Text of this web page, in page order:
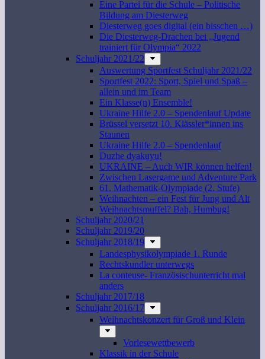
Eine Partei für die Schule – Politische
Bildung am Diesterweg
Diesterweg goes digital (ein bisschen …)
Die Diesterweg-Drachen bei „Jugend
trainiert für Olympia“ 2022
Schuljahr 2021/22
Auswertung Sportfest Schuljahr 2021/22
Sportfest 2022: Sport, Spiel und Spaß –
allein und im Team
Ein Klasse(n) Ensemble!
Ukraine Hilfe 2.0 – Spendenlauf Update
Brüssel versetzt 10. Klässler*innen ins
Staunen
Ukraine Hilfe 2.0 – Spendenlauf
Duzhe dyakuyu!
UKRAINE – Auch WIR können helfen!
Zwischen Lasergame und Adventure Park
61. Mathematik-Olympiade (2. Stufe)
Weihnachten – ein Fest für Jung und Alt
Weihnachtsmuffel? Bah, Humbug!
Schuljahr 2020/21
Schuljahr 2019/20
Schuljahr 2018/19
Landesphysikolympiade 1. Runde
Rechtskundler unterwegs
La conteuse- Französischunterricht mal
anders
Schuljahr 2017/18
Schuljahr 2016/17
Weihnachtskonzert für Groß und Klein
Vorlesewettbewerb
Klassik in der Schule